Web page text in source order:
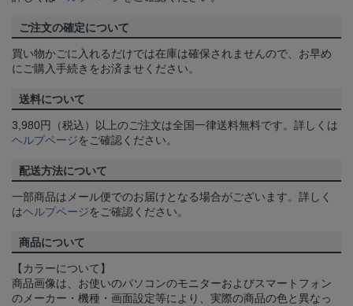
ご注文の確定について
買い物かごに入れるだけでは在庫は確保されませんので、お早め
にご購入手続きをお済ませください。
送料について
3,980円（税込）以上のご注文は全国一律送料無料です。詳しくは
ヘルプページをご確認ください。
配送方法について
一部商品はメール便でのお届けとなる場合がございます。詳しく
はヘルプページをご確認ください。
商品について
【カラーについて】
商品画像は、お使いのパソコンのモニターおよびスマートフォン
のメーカー・機種・画面設定等により、実際の商品の色と異なっ